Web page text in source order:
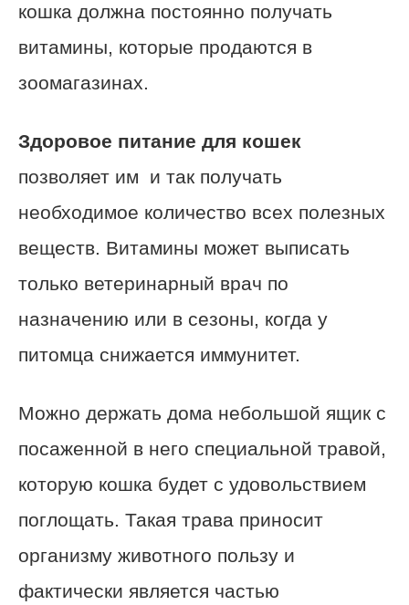
кошка должна постоянно получать
витамины, которые продаются в
зоомагазинах.
Здоровое питание для кошек
позволяет им и так получать
необходимое количество всех полезных
веществ. Витамины может выписать
только ветеринарный врач по
назначению или в сезоны, когда у
питомца снижается иммунитет.
Можно держать дома небольшой ящик с
посаженной в него специальной травой,
которую кошка будет с удовольствием
поглощать. Такая трава приносит
организму животного пользу и
фактически является частью